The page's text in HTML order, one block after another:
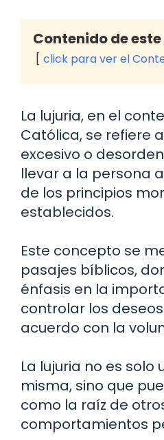
Contenido de
click para ver el
La lujuria, en el
Católica, se refiere
excesivo o
llevar a la persona
de los principios
establecidos.
Este concepto se
pasajes bíblicos,
énfasis en la
controlar los
acuerdo con la
La lujuria no es solo
misma, sino que
como la raíz de
comportamientos